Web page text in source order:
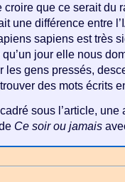
croire que ce serait du
une différence entre
sapiens est très
qu’un jour elle nous
les gens pressés,
des mots écrits
sous l’article, une
Ce soir ou jamais